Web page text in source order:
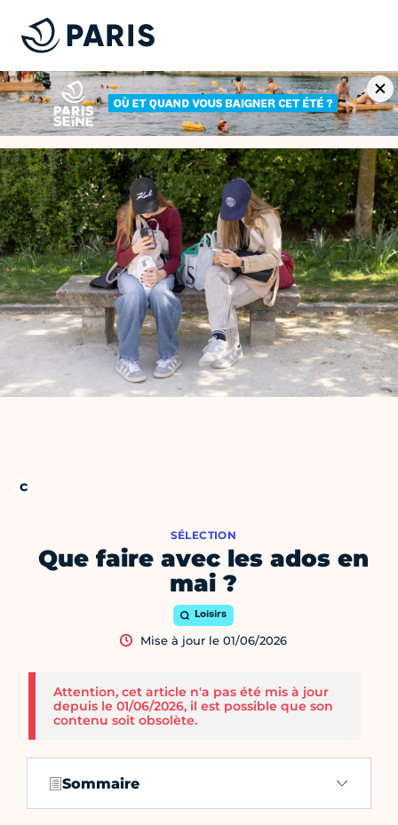
Que faire avec les ados en
mai ?
SÉLECTION
Loisirs
Mise à jour le 01/06/2026
Attention, cet article n'a pas été mis à jour
depuis le 01/06/2026, il est possible que son
contenu soit obsolète.
Sommaire